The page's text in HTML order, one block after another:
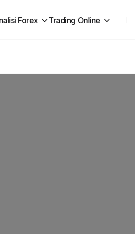
Forex Trading Online